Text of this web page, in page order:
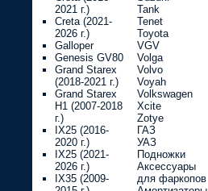
2021 г.)
Creta (2021-
2026 г.)
Galloper
Genesis GV80
Grand Starex
(2018-2021 г.)
Grand Starex
H1 (2007-2018
г.)
IX25 (2016-
2020 г.)
IX25 (2021-
2026 г.)
IX35 (2009-
Tank
Tenet
Toyota
VGV
Volga
Volvo
Voyah
Volkswagen
Xcite
Zotye
ГАЗ
УАЗ
Подножки
Аксессуары
для фаркопов